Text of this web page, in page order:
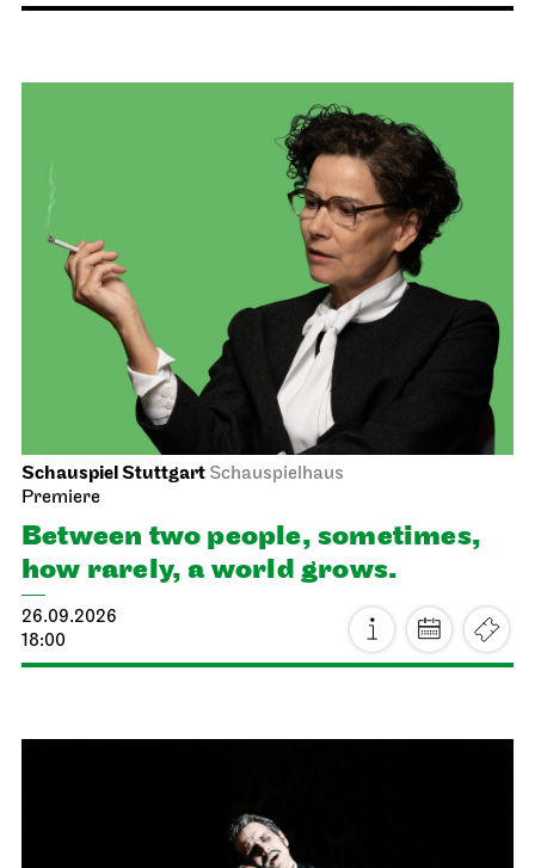
Schauspiel Stuttgart Schauspielhaus
Premiere
Between two people, sometimes,
how rarely, a world grows.
26.09.2026
18:00